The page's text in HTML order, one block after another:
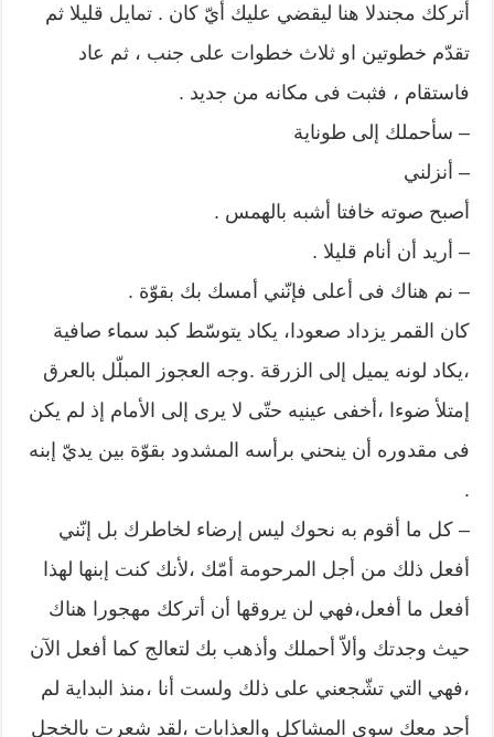
أتركك مجندلا هنا ليقضي عليك أيّ كان . تمايل قليلا ثم
تقدّم خطوتين او ثلاث خطوات على جنب ، ثم عاد
فاستقام ، فثبت فى مكانه من جديد .
– سأحملك إلى طوناية
– أنزلني
أصبح صوته خافتا أشبه بالهمس .
– أريد أن أنام قليلا .
– نم هناك فى أعلى فإنّني أمسك بك بقوّة .
كان القمر يزداد صعودا، يكاد يتوسّط كبد سماء صافية
،يكاد لونه يميل إلى الزرقة .وجه العجوز المبلّل بالعرق
إمتلأ ضوءا ،أخفى عينيه حتّى لا يرى إلى الأمام إذ لم يكن
فى مقدوره أن ينحني برأسه المشدود بقوّة بين يديّ إبنه
.
– كل ما أقوم به نحوك ليس إرضاء لخاطرك بل إنّني
أفعل ذلك من أجل المرحومة أمّك ،لأنك كنت إبنها لهذا
أفعل ما أفعل،فهي لن يروقها أن أتركك مهجورا هناك
حيث وجدتك وألاّ أحملك وأذهب بك لتعالج كما أفعل الآن
،فهي التي تشّجعني على ذلك ولست أنا ،منذ البداية لم
أجد معك سوى المشاكل والعذابات ،لقد شعرت بالخجل